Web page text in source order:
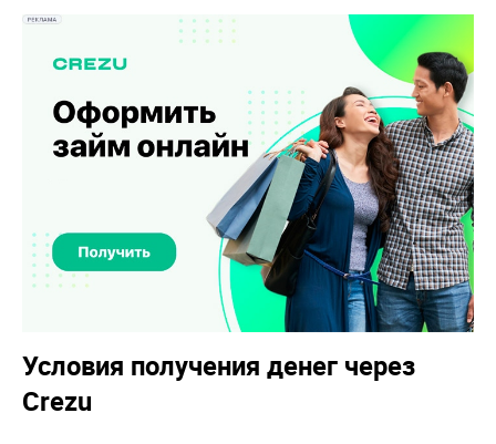
Условия получения денег через
Crezu